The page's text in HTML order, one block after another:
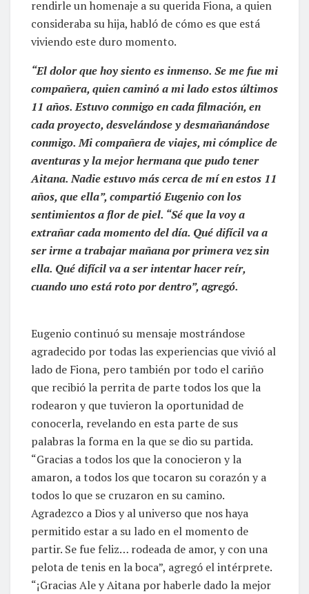
rendirle un homenaje a su querida Fiona, a quien
consideraba su hija, habló de cómo es que está
viviendo este duro momento.
“El dolor que hoy siento es inmenso. Se me fue mi
compañera, quien caminó a mi lado estos últimos
11 años. Estuvo conmigo en cada filmación, en
cada proyecto, desvelándose y desmañanándose
conmigo. Mi compañera de viajes, mi cómplice de
aventuras y la mejor hermana que pudo tener
Aitana. Nadie estuvo más cerca de mí en estos 11
años, que ella”, compartió Eugenio con los
sentimientos a flor de piel. “Sé que la voy a
extrañar cada momento del día. Qué difícil va a
ser irme a trabajar mañana por primera vez sin
ella. Qué difícil va a ser intentar hacer reír,
cuando uno está roto por dentro”, agregó.
Eugenio continuó su mensaje mostrándose
agradecido por todas las experiencias que vivió al
lado de Fiona, pero también por todo el cariño
que recibió la perrita de parte todos los que la
rodearon y que tuvieron la oportunidad de
conocerla, revelando en esta parte de sus
palabras la forma en la que se dio su partida.
“Gracias a todos los que la conocieron y la
amaron, a todos los que tocaron su corazón y a
todos lo que se cruzaron en su camino.
Agradezco a Dios y al universo que nos haya
permitido estar a su lado en el momento de
partir. Se fue feliz… rodeada de amor, y con una
pelota de tenis en la boca”, agregó el intérprete.
“¡Gracias Ale y Aitana por haberle dado la mejor